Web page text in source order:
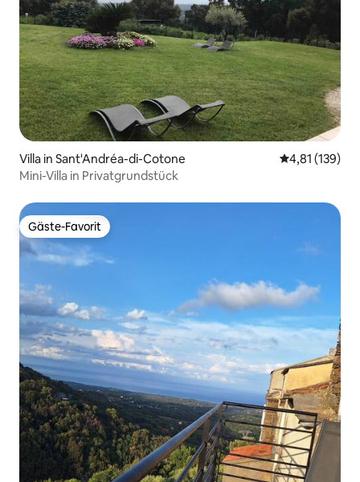
Villa in Sant'Andréa-di-Cotone
4,81 (139)
Mini-Villa in Privatgrundstück
Gäste-Favorit
Gäste-Favorit